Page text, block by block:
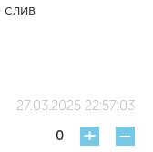
27.03.2025 22:57:03
0
+ -